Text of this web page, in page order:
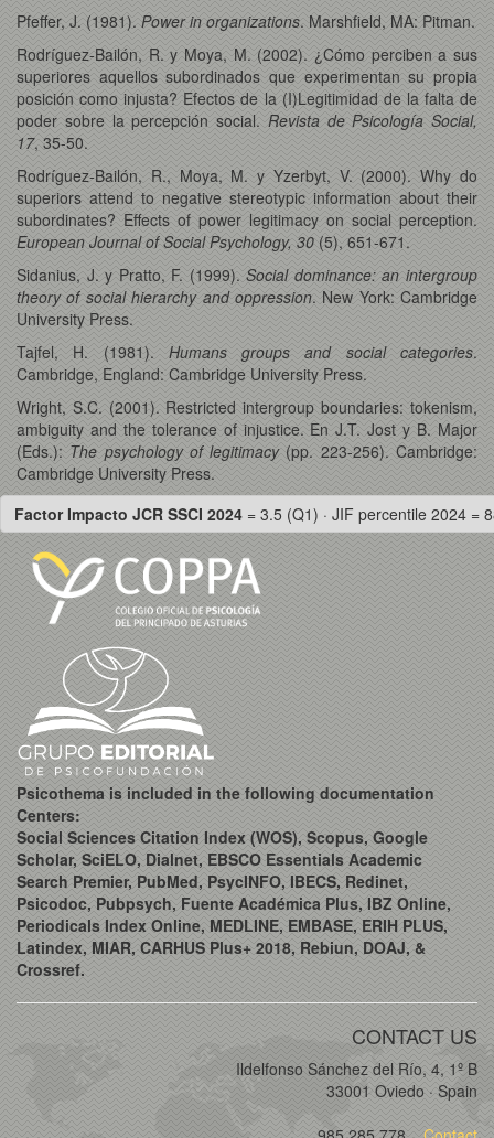
Pfeffer, J. (1981). Power in organizations. Marshfield, MA: Pitman.
Rodríguez-Bailón, R. y Moya, M. (2002). ¿Cómo perciben a sus
superiores aquellos subordinados que experimentan su propia
posición como injusta? Efectos de la (I)Legitimidad de la falta de
poder sobre la percepción social. Revista de Psicología Social,
17, 35-50.
Rodríguez-Bailón, R., Moya, M. y Yzerbyt, V. (2000). Why do
superiors attend to negative stereotypic information about their
subordinates? Effects of power legitimacy on social perception.
European Journal of Social Psychology, 30 (5), 651-671.
Sidanius, J. y Pratto, F. (1999).Social dominance: an intergroup
theory of social hierarchy and oppression. New York: Cambridge
University Press.
Tajfel, H. (1981). Humans groups and social categories.
Cambridge, England: Cambridge University Press.
Wright, S.C. (2001). Restricted intergroup boundaries: tokenism,
ambiguity and the tolerance of injustice. En J.T. Jost y B. Major
(Eds.): The psychology of legitimacy(pp. 223-256). Cambridge:
Cambridge University Press.
Factor Impacto JCR SSCI 2024 = 3.5 (Q1) · JIF percentile 2024 =
Psicothema is included in the following documentation
Centers:
Social Sciences Citation Index (WOS), Scopus, Google
Scholar, SciELO, Dialnet, EBSCO Essentials Academic
Search Premier, PubMed, PsycINFO, IBECS, Redinet,
Psicodoc, Pubpsych, Fuente Académica Plus, IBZ Online,
Periodicals Index Online, MEDLINE, EMBASE, ERIH PLUS,
Latindex, MIAR, CARHUS Plus+ 2018, Rebiun, DOAJ, &
Crossref.
CONTACT US
Ildelfonso Sánchez del Río, 4, 1º B
33001 Oviedo · Spain